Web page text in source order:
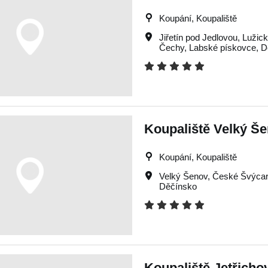
Koupání, Koupaliště
Jiřetín pod Jedlovou,
Čechy, Labské pískovce,
Koupaliště Velký
Koupání, Koupaliště
Velký Šenov,České
Děčínsko